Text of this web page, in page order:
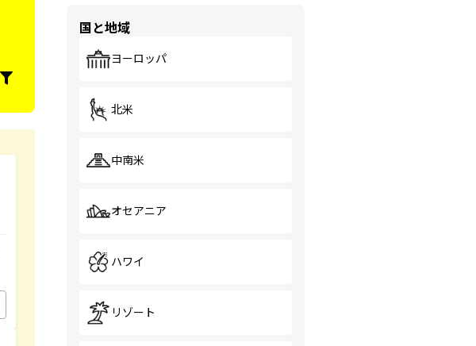
国と地域
ヨーロッパ
北米
中南米
オセアニア
ハワイ
リゾート